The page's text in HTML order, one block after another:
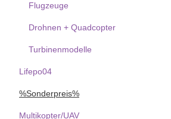
Flugzeuge
Drohnen + Quadcopter
Turbinenmodelle
Lifepo04
%Sonderpreis%
Multikopter/UAV